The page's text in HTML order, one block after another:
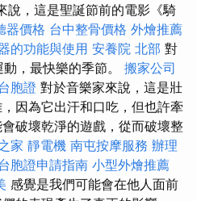
，這是聖誕節前的電影《騎
器價格 台中整骨價格 外燴推薦
的功能與使用 安養院 北部 對
，最快樂的季節。 搬家公司
胞證 對於音樂家來說，這是壯
因為它出汗和口吃，但也許牽
破壞乾淨的遊戲，從而破壞整
家 靜電機 南屯按摩服務 辦理
胞證申請指南 小型外燴推薦
感覺是我們可能會在他人面前